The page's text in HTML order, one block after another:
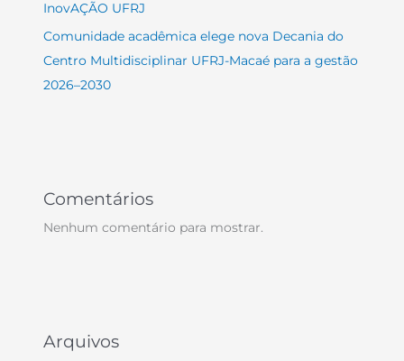
InovAÇÃO UFRJ
Comunidade acadêmica elege nova Decania do
Centro Multidisciplinar UFRJ-Macaé para a gestão
2026–2030
Comentários
Nenhum comentário para mostrar.
Arquivos